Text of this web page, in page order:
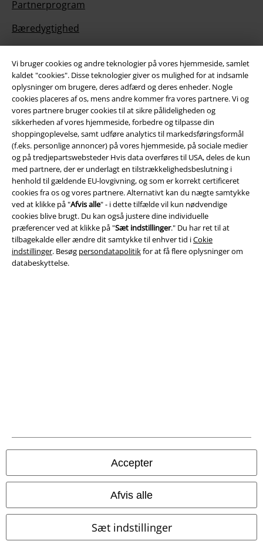
Vi bruger cookies og andre teknologier på vores hjemmeside, samlet
kaldet "cookies". Disse teknologier giver os mulighed for at indsamle
oplysninger om brugere, deres adfærd og deres enheder. Nogle
cookies placeres af os, mens andre kommer fra vores partnere. Vi og
vores partnere bruger cookies til at sikre pålideligheden og
sikkerheden af ​​vores hjemmeside, forbedre og tilpasse din
shoppingoplevelse, samt udføre analytics til markedsføringsformål
(f.eks. personlige annoncer) på vores hjemmeside, på sociale medier
og på tredjepartswebsteder Hvis data overføres til USA, deles de kun
med partnere, der er underlagt en tilstrækkelighedsbeslutning i
henhold til gældende EU-lovgivning, og som er korrekt certificeret
cookies fra os og vores partnere. Alternativt kan du nægte samtykke
ved at klikke på "Afvis alle" - i dette tilfælde vil kun nødvendige
cookies blive brugt. Du kan også justere dine individuelle
præferencer ved at klikke på "Sæt indstillinger." Du har ret til at
tilbagekalde eller ændre dit samtykke til enhver tid iCokie
indstillinger. Besøg persondatapolitikfor at få flere oplysninger om
databeskyttelse.
Accepter
Afvis alle
Sæt indstillinger
Partnerprogram
Bæredygtighed
Community
A Warner Music Group Company